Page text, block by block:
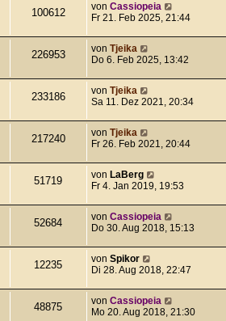
100612 von Cassiopeia
Fr 21. Feb 2025, 21:44
226953 von Tjeika
Do 6. Feb 2025, 13:42
233186 von Tjeika
Sa 11. Dez 2021, 20:34
217240 von Tjeika
Fr 26. Feb 2021, 20:44
51719 von LaBerg
Fr 4. Jan 2019, 19:53
52684 von Cassiopeia
Do 30. Aug 2018, 15:13
12235 von Spikor
Di 28. Aug 2018, 22:47
48875 von Cassiopeia
Mo 20. Aug 2018, 21:30